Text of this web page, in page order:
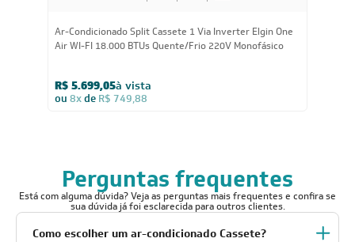
Ar-Condicionado Split Cassete 1 Via Inverter Elgin One
Air WI-FI 18.000 BTUs Quente/Frio 220V Monofásico
R$ 5.699,05à vista
ou 8xde R$ 749,88
Perguntas frequentes
Está com alguma dúvida? Veja as perguntas mais frequentes e confira se
sua dúvida já foi esclarecida para outros clientes.
Como escolher um ar-condicionado Cassete?